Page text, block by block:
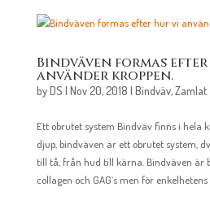
Bindväven formas
använder kroppen.
byDS | Nov 20, 2018 | Bindväv,Zamlat
Ett obrutet system Bindväv finns i hela
djup, bindväven är ett obrutet system,
till tå, från hud till kärna. Bindväven är
collagen och GAG`s men för